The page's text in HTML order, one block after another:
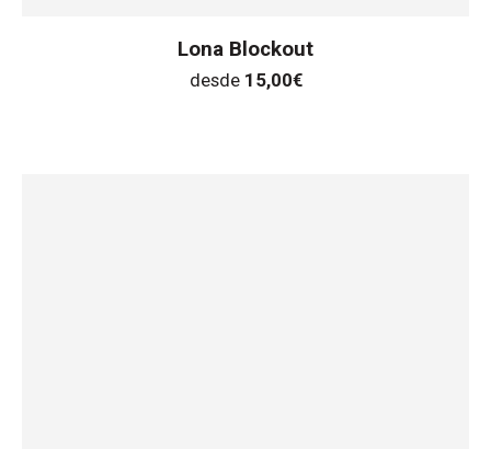
Lona Blockout
desde 15,00€